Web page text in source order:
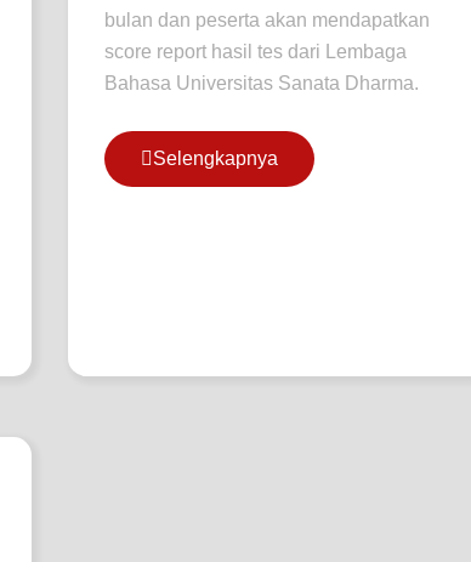
bulan dan peserta akan mendapatkan
score report hasil tes dari Lembaga
Bahasa Universitas Sanata Dharma.
Selengkapnya